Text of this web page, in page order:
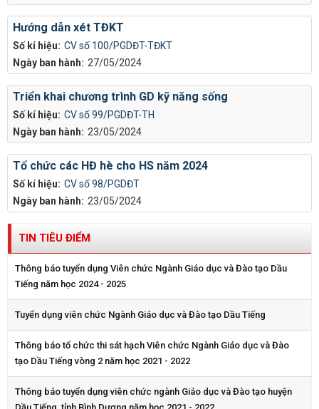
Số kí hiệu: CV số 100/PGDĐT-TĐKT
Ngày ban hành: 27/05/2024
Hướng dẫn xét TĐKT
Số kí hiệu: CV số 99/PGDĐT-TH
Ngày ban hành: 23/05/2024
Triển khai chương trình GD kỹ năng sống
Số kí hiệu: CV số 98/PGDĐT
Ngày ban hành: 23/05/2024
Tổ chức các HĐ hè cho HS năm 2024
TIN TIÊU ĐIỂM
Thông báo tuyển dụng Viên chức Ngành Giáo dục và Đào tạo Dầu
Tiếng năm học 2024 - 2025
Tuyển dụng viên chức Ngành Giáo dục và Đào tạo Dầu Tiếng
Thông báo tổ chức thi sát hạch Viên chức Ngành Giáo dục và Đào
tạo Dầu Tiếng vòng 2 năm học 2021 - 2022
Thông báo tuyển dụng viên chức ngành Giáo dục và Đào tạo huyện